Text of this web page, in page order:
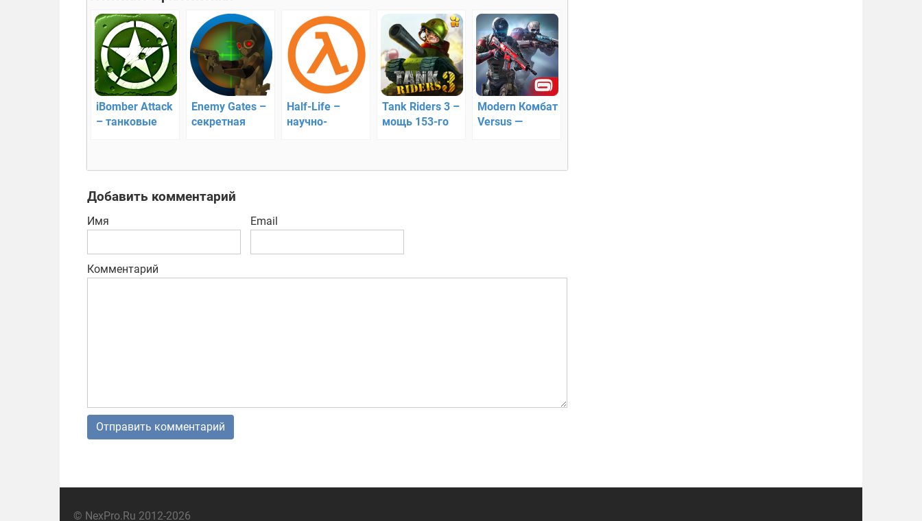
iBomber Attack
– танковые
Enemy Gates –
секретная
Half-Life –
научно-
Tank Riders 3 –
мощь 153-го
Modern Комбат
Versus —
Добавить комментарий
Имя Email
Комментарий
© NexPro.Ru 2012-2026